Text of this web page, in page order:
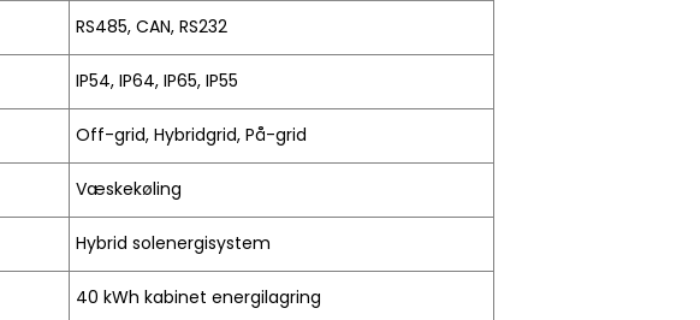
RS485, CAN, RS232
IP54, IP64, IP65, IP55
Off-grid, Hybridgrid, På-grid
Væskekøling
Hybrid solenergisystem
40 kWh kabinet energilagring